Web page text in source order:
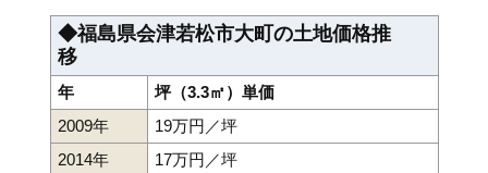
◆福島県会津若松市大町の土地価格推
移
年
坪（3.3㎡）単価
2009年
19万円／坪
2014年
17万円／坪